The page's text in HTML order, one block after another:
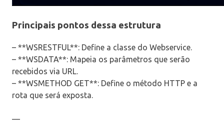
Principais pontos dessa estrutura
– **WSRESTFUL**: Define a classe do Webservice.
– **WSDATA**: Mapeia os parâmetros que serão
recebidos via URL.
– **WSMETHOD GET**: Define o método HTTP e a
rota que será exposta.
—